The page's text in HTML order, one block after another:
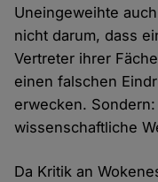
Uneingeweihte
nicht darum, dass
Vertreter ihrer
einen falschen
erwecken.
wissenschaftliche
Da Kritik an